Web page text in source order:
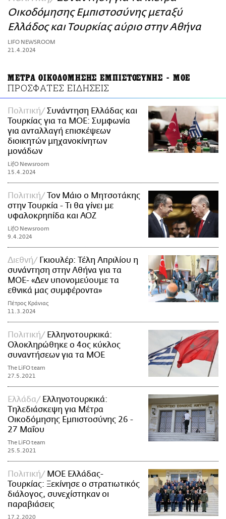
ΑΜΠΑ
PRINT
Οικοδόμησης Εμπιστοσύνης μεταξύ
Ελλάδος και Τουρκίας αύριο στην Αθήνα
LIFO NEWSROOM
21.4.2024
ΜΕΤΡΑ ΟΙΚΟΔΟΜΗΣΗΣ ΕΜΠΙΣΤΟΣΥΝΗΣ - ΜΟΕ
ΠΡΟΣΦΑΤΕΣ ΕΙΔΗΣΕΙΣ
Πολιτική
Συνάντηση Ελλάδας και
Τουρκίας για τα ΜΟΕ: Συμφωνία
για ανταλλαγή επισκέψεων
διοικητών μηχανοκίνητων
μονάδων
LifO Newsroom
15.4.2024
Πολιτική
Τον Μάιο ο Μητσοτάκης
στην Τουρκία - Τι θα γίνει με
υφαλοκρηπίδα και ΑΟΖ
LifO Newsroom
9.4.2024
Διεθνή
Γκιουλέρ: Τέλη Απριλίου η
συνάντηση στην Αθήνα για τα
ΜΟΕ- «Δεν υπονομεύουμε τα
εθνικά μας συμφέροντα»
Πέτρος Κράνιας
11.3.2024
Πολιτική
Ελληνοτουρκικά:
Ολοκληρώθηκε ο 4ος κύκλος
συναντήσεων για τα ΜΟΕ
The LiFO team
27.5.2021
Ελλάδα
Ελληνοτουρκικά:
Τηλεδιάσκεψη για Μέτρα
Οικοδόμησης Εμπιστοσύνης 26 -
27 Μαΐου
The LiFO team
25.5.2021
Πολιτική
ΜΟΕ Ελλάδας-
Τουρκίας: Ξεκίνησε ο στρατιωτικός
διάλογος, συνεχίστηκαν οι
παραβιάσεις
17.2.2020